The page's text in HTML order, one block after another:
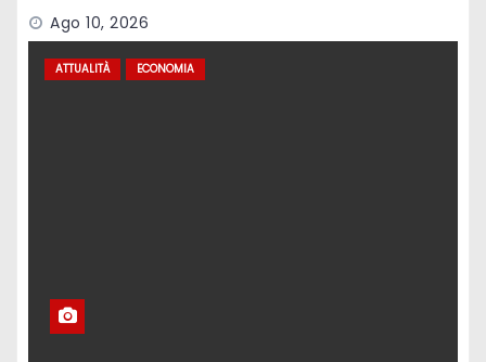
Ago 10, 2026
ATTUALITÀ ECONOMIA